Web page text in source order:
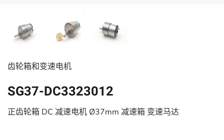
齿轮箱和变速电机
SG37-DC3323012
正齿轮箱 DC 减速电机 Ø37mm 减速箱 变速马达